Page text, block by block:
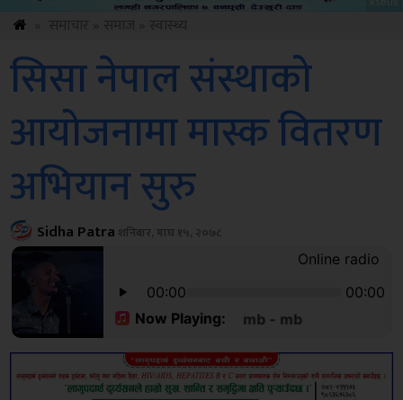
सिसा नेपाल संस्थाको
आयोजनामा मास्क वितरण
अभियान सुरु
Sidha Patra शनिबार, माघ १५, २०७८